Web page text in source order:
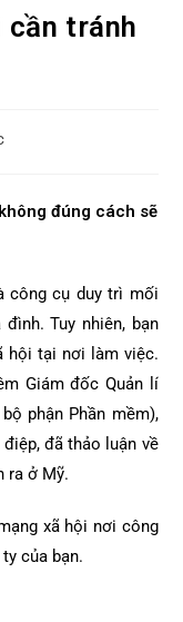
cần tránh
đúng cách sẽ
công cụ duy trì mối
Tuy nhiên, bạn
hội tại nơi làm việc.
Giám đốc Quản lí
phận Phần mềm),
đã thảo luận về
ra ở Mỹ.
xã hội nơi công
của bạn.